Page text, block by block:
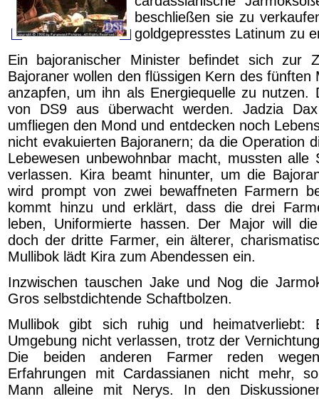
beschließen sie zu
goldgepresstes Latinum zu
Ein bajoranischer Minister befindet sich zur
Bajoraner wollen den flüssigen Kern des fünften
anzapfen, um ihn als Energiequelle zu nutzen.
von DS9 aus überwacht werden. Jadzia
umfliegen den Mond und entdecken noch
nicht evakuierten Bajoranern; da die Operation
Lebewesen unbewohnbar macht, mussten alle
verlassen. Kira beamt hinunter, um die
wird prompt von zwei bewaffneten Farmern
kommt hinzu und erklärt, dass die drei
leben, Uniformierte hassen. Der Major will
doch der dritte Farmer, ein älterer,
Mullibok lädt Kira zum Abendessen ein.
Inzwischen tauschen Jake und Nog die
Gros selbstdichtende Schaftbolzen.
Mullibok gibt sich ruhig und heimatverliebt:
Umgebung nicht verlassen, trotz der
Die beiden anderen Farmer reden
Erfahrungen mit Cardassianen nicht mehr,
Mann alleine mit Nerys. In den